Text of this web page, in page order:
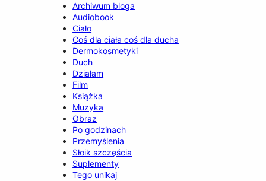
Archiwum bloga
Audiobook
Ciało
Coś dla ciała coś dla ducha
Dermokosmetyki
Duch
Działam
Film
Książka
Muzyka
Obraz
Po godzinach
Przemyślenia
Słoik szczęścia
Suplementy
Tego unikaj